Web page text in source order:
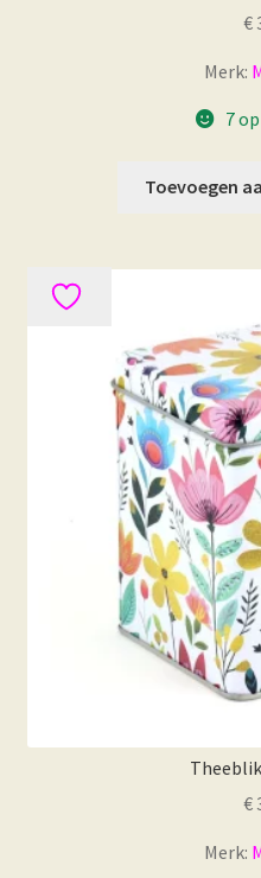
€
Merk:
7
Toevoegen
€
Merk: